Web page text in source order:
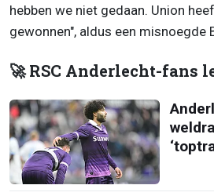
hebben we niet gedaan. Union
gewonnen", aldus een misnoegde
🚀 RSC Anderlecht-fans